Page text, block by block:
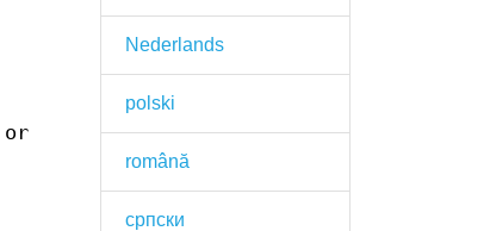
Nederlands
polski
română
српски
or